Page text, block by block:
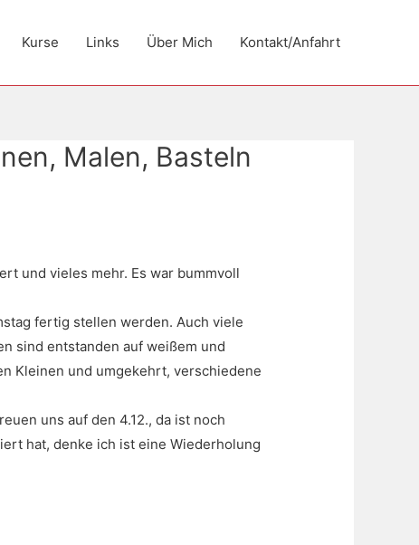
Kurse Links Über Mich Kontakt/Anfahrt
Malen, Basteln
und vieles mehr. Es war bummvoll
fertig stellen werden. Auch viele
sind entstanden auf weißem und
Kleinen und umgekehrt, verschiedene
uns auf den 4.12., da ist noch
hat, denke ich ist eine Wiederholung